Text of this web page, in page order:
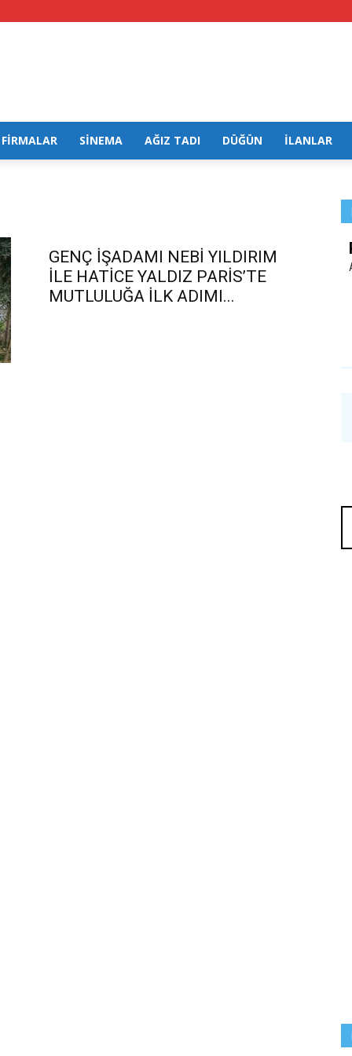
FİRMALAR SİNEMA AĞIZ TADI DÜĞÜN İLANLAR
GENÇ İŞADAMI NEBİ YILDIRIM
İLE HATİCE YALDIZ PARİS’TE
MUTLULUĞA İLK ADIMI...